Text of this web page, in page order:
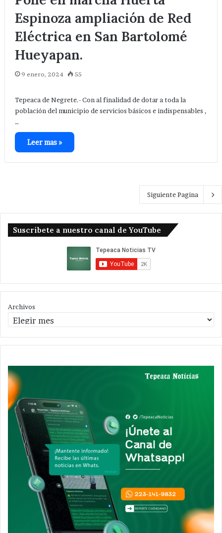
Espinoza ampliación de Red
Eléctrica en San Bartolomé
Hueyapan.
9 enero, 2024 55
Tepeaca de Negrete.- Con al finalidad de dotar a toda la
población del municipio de servicios básicos e indispensables ,
…
Leer mas »
Siguiente Pagina
Suscribete a nuestro canal de YouTube
Archivos